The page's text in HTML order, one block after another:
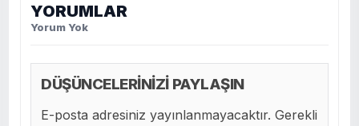
YORUMLAR
Yorum Yok
DÜŞÜNCELERİNİZİ PAYLAŞIN
E-posta adresiniz yayınlanmayacaktır. Gerekli